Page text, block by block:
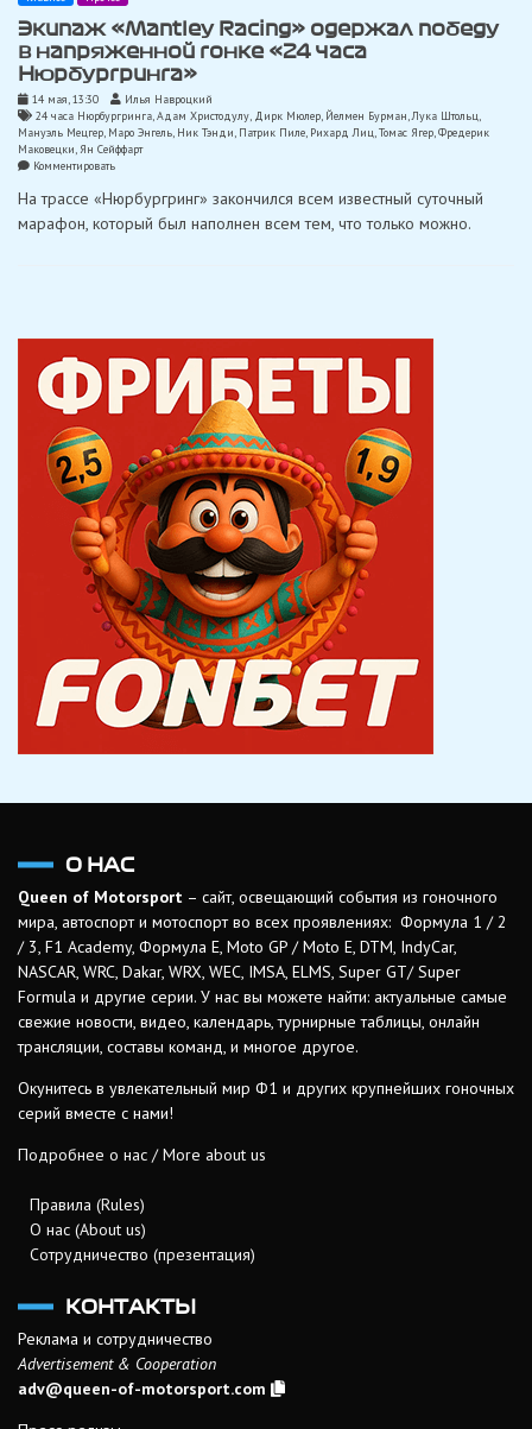
Экипаж «Mantley Racing» одержал победу
в напряженной гонке «24 часа
Нюрбургринга»
14 мая, 13:30
Илья Навроцкий
24 часа Нюрбургринга,Адам Христодулу, Дирк Мюлер, Йелмен Бурман,Лука Штольц
Мануэль Мецгер, Маро Энгель, Ник Тэнди, Патрик Пиле, Рихард Лиц,Томас Ягер,Фредерик
Маковецки,Ян Сейффарт
Комментироватьon
«Mantley
Racing»
одержал
На трассе «Нюрбургринг» закончился всем известный суточный
марафон, который был наполнен всем тем, что только можно.
О НАС
Queen of Motorsport – сайт, освещающий события из гоночного
мира, автоспорт и мотоспорт во всех проявлениях: Формула 1 / 2
/ 3, F1 Academy, Формула Е, Moto GP / Moto E, DTM, IndyCar,
NASCAR, WRC, Dakar, WRX, WEC, IMSA, ELMS, Super GT/ Super
Formula и другие серии. У нас вы можете найти: актуальные самые
свежие новости, видео, календарь, турнирные таблицы, онлайн
трансляции, составы команд, и многое другое.
Окунитесь в увлекательный мир Ф1 и других крупнейших гоночных
серий вместе с нами!
Подробнее о нас / More about us
Правила (Rules)
О нас (About us)
Сотрудничество (презентация)
КОНТАКТЫ
Реклама и сотрудничество
Advertisement & Cooperation
adv@queen-of-motorsport.com